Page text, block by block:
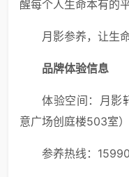
醒每个人生命本有的
月影参养，让生
品牌体验信息
体验空间：月影
意广场创庭楼503室）
参养热线：